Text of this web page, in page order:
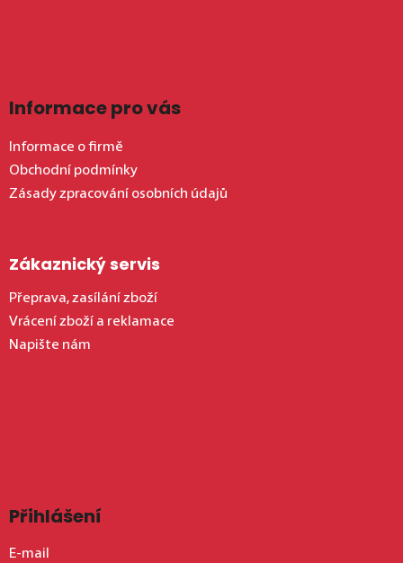
Informace pro vás
Informace o firmě
Obchodní podmínky
Zásady zpracování osobních údajů
Zákaznický servis
Přeprava, zasílání zboží
Vrácení zboží a reklamace
Napište nám
Přihlášení
E-mail